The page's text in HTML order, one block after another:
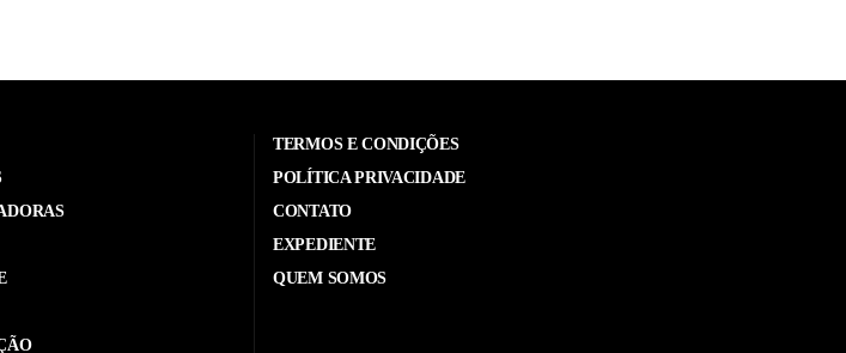
TERMOS E CONDIÇÕES
POLÍTICA PRIVACIDADE
CONTATO
EXPEDIENTE
QUEM SOMOS